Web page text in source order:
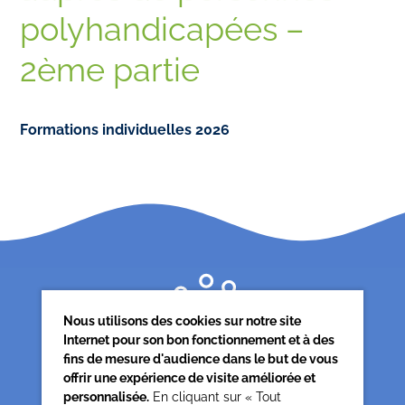
polyhandicapées –
2ème partie
Formations individuelles 2026
Nous utilisons des cookies sur notre site
Internet pour son bon fonctionnement et à des
fins de mesure d'audience dans le but de vous
offrir une expérience de visite améliorée et
personnalisée. En cliquant sur « Tout